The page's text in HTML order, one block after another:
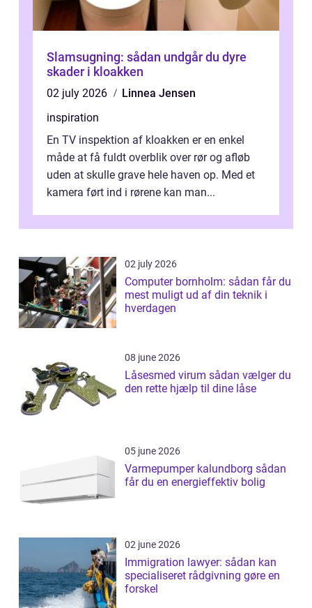
Slamsugning: sådan undgår du dyre
skader i kloakken
02 july 2026
Linnea Jensen
inspiration
En TV inspektion af kloakken er en enkel
måde at få fuldt overblik over rør og afløb
uden at skulle grave hele haven op. Med et
kamera ført ind i rørene kan man...
02 july 2026
Computer bornholm: sådan får du
mest muligt ud af din teknik i
hverdagen
08 june 2026
Låsesmed virum sådan vælger du
den rette hjælp til dine låse
05 june 2026
Varmepumper kalundborg sådan
får du en energieffektiv bolig
02 june 2026
Immigration lawyer: sådan kan
specialiseret rådgivning gøre en
forskel